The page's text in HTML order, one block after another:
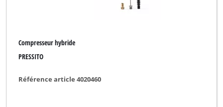
Compresseur hybride
PRESSITO
Référence article 4020460